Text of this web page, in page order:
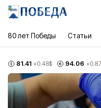
80 лет Победы Статьи
81.41 +0.48$ 94.06 +0.87